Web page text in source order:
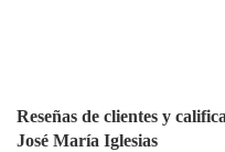
Reseñas de clientes y
José María Iglesias